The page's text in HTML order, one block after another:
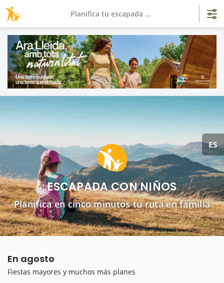
ES
ESCAPADA CON NIÑOS
Planifica en cinco minutos tu ruta en familia
En agosto
Fiestas mayores y muchos más planes
Planifica tu escapada ...